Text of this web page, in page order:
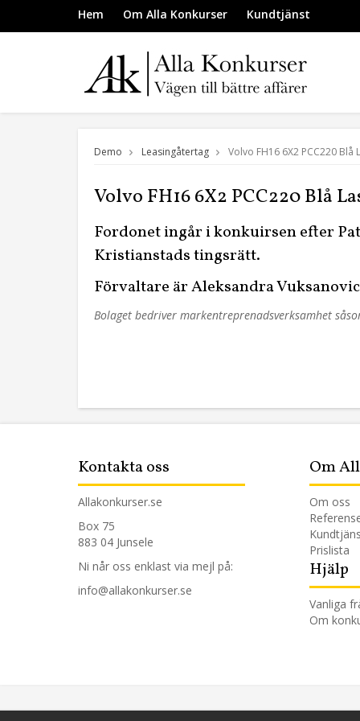
Hem Om Alla Konkurser Kundtjänst
Demo Leasingåtertag Volvo FH16 6X2 PCC220 Blå
Volvo FH16 6X2 PCC220 Blå
Fordonet ingår i konkuirsen efter
Kristianstads tingsrätt.
Förvaltare är Aleksandra
Bolaget bedriver markentreprenadsverksamhet
Kontakta oss
Allakonkurser.se
Box 75
883 04 Junsele
Ni når oss enklast via mejl på:
info@allakonkurser.se
Om
Om oss
Prislista
Hjälp
Vanliga
Om